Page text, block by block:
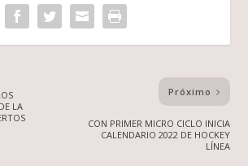
LA
Próximo
CON PRIMER MICRO CICLO INICIA
CALENDARIO 2022 DE HOCKEY
LÍNEA